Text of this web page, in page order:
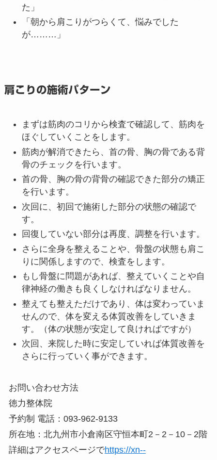
た」
「朝から肩こりがつらくて、悩みでした
が………」
肩こりの施術パターン
まずは筋肉のコリから検査で確認して、筋肉を
ほぐしていくことをします。
筋肉が解消できたら、首の骨、胸の骨である背
骨のチェックを行います。
首の骨、胸の骨の背骨の確認できた部分の矯正
を行います。
次回に、初回で施術した部分の状態の確認で
す。
回復していない部分は再度、調整を行います。
さらに全身を整えることや、骨盤の状態も肩こ
りに関係しますので、検査をします。
もし骨盤に問題があれば、整えていくことや自
律神経の働きも良くしなければなりません。
整えても整えただけであり、体は変わっていま
せんので、体を変える体質改善をしていきま
す。（体の状態が安定して良ければですが）
次回、来院した時に安定していれば体質改善を
さらに行っていく事ができます。
お問い合わせ方法
徳力整体院
予約制 電話：093-962-9133
所在地：北九州市小倉南区守恒本町2－2－10－2階
詳細はアクセスページでhttps://xn--